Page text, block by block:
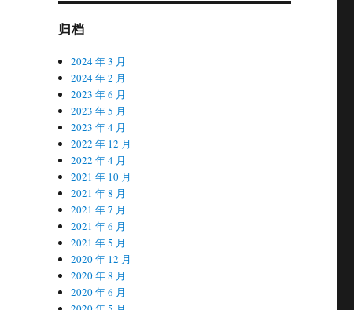
归档
2024 年 3 月
2024 年 2 月
2023 年 6 月
2023 年 5 月
2023 年 4 月
2022 年 12 月
2022 年 4 月
2021 年 10 月
2021 年 8 月
2021 年 7 月
2021 年 6 月
2021 年 5 月
2020 年 12 月
2020 年 8 月
2020 年 6 月